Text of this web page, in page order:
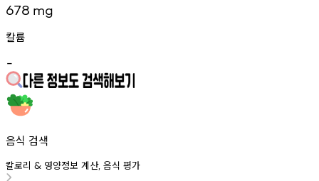
678 mg
칼륨
-
음식 검색
칼로리 & 영양정보 계산, 음식 평가